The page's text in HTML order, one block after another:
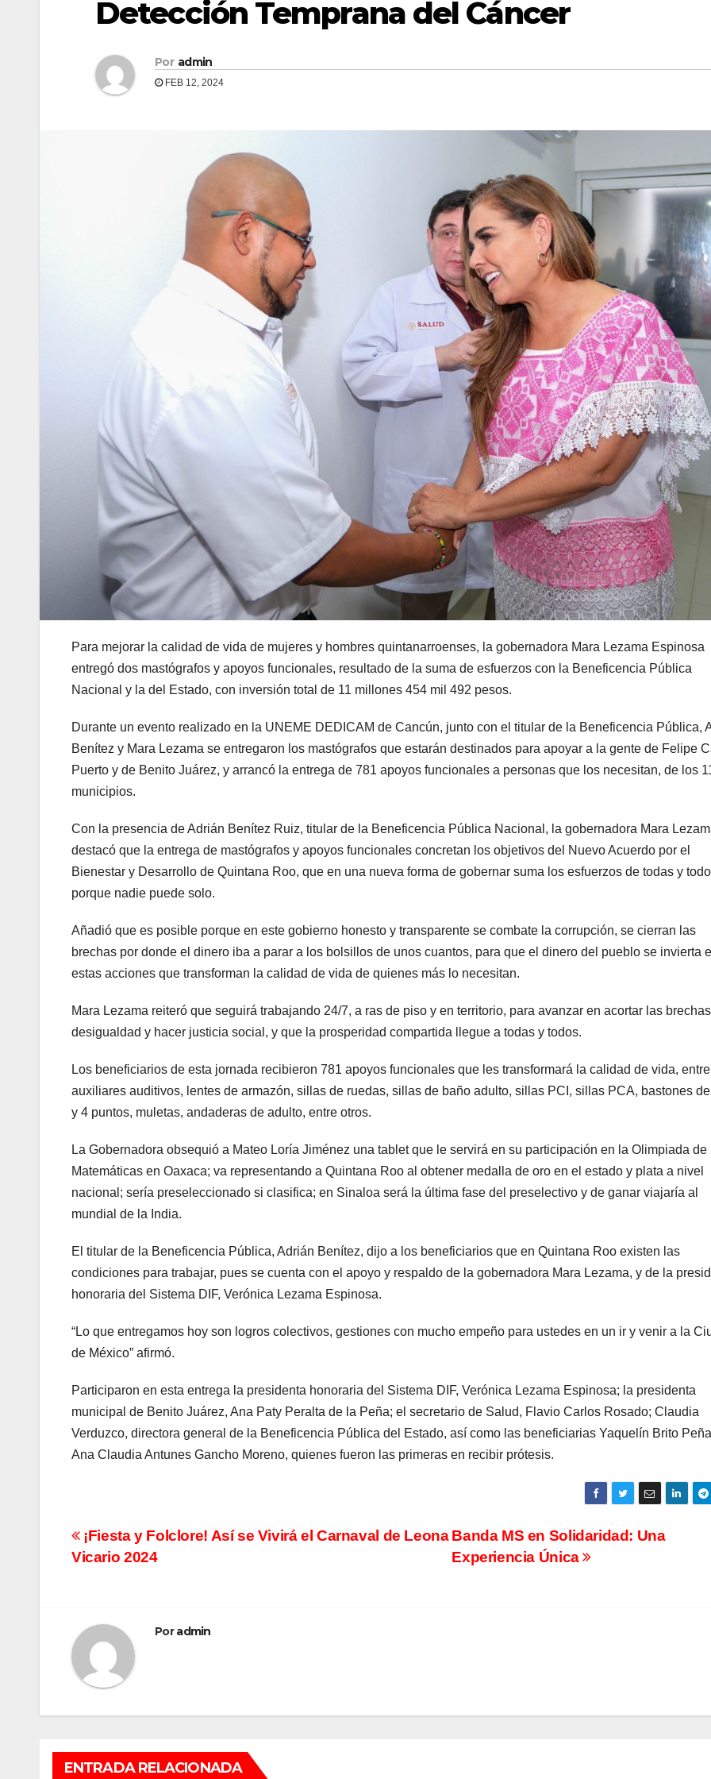
Detección Temprana del Cáncer
Por admin
FEB 12, 2024
Para mejorar la calidad de vida de mujeres y hombres quintanarroenses, la gobernadora Mara Lezama Espinosa
entregó dos mastógrafos y apoyos funcionales, resultado de la suma de esfuerzos con la Beneficencia Pública
Nacional y la del Estado, con inversión total de 11 millones 454 mil 492 pesos.
Durante un evento realizado en la UNEME DEDICAM de Cancún, junto con el titular de la Beneficencia Pública,
Benítez y Mara Lezama se entregaron los mastógrafos que estarán destinados para apoyar a la gente de Felipe
Puerto y de Benito Juárez, y arrancó la entrega de 781 apoyos funcionales a personas que los necesitan, de los
municipios.
Con la presencia de Adrián Benítez Ruiz, titular de la Beneficencia Pública Nacional, la gobernadora Mara
destacó que la entrega de mastógrafos y apoyos funcionales concretan los objetivos del Nuevo Acuerdo por el
Bienestar y Desarrollo de Quintana Roo, que en una nueva forma de gobernar suma los esfuerzos de todas y
porque nadie puede solo.
Añadió que es posible porque en este gobierno honesto y transparente se combate la corrupción, se cierran las
brechas por donde el dinero iba a parar a los bolsillos de unos cuantos, para que el dinero del pueblo se invierta
estas acciones que transforman la calidad de vida de quienes más lo necesitan.
Mara Lezama reiteró que seguirá trabajando 24/7, a ras de piso y en territorio, para avanzar en acortar las
desigualdad y hacer justicia social, y que la prosperidad compartida llegue a todas y todos.
Los beneficiarios de esta jornada recibieron 781 apoyos funcionales que les transformará la calidad de vida,
auxiliares auditivos, lentes de armazón, sillas de ruedas, sillas de baño adulto, sillas PCI, sillas PCA, bastones
y 4 puntos, muletas, andaderas de adulto, entre otros.
La Gobernadora obsequió a Mateo Loría Jiménez una tablet que le servirá en su participación en la Olimpiada de
Matemáticas en Oaxaca; va representando a Quintana Roo al obtener medalla de oro en el estado y plata a nivel
nacional; sería preseleccionado si clasifica; en Sinaloa será la última fase del preselectivo y de ganar viajaría al
mundial de la India.
El titular de la Beneficencia Pública, Adrián Benítez, dijo a los beneficiarios que en Quintana Roo existen las
condiciones para trabajar, pues se cuenta con el apoyo y respaldo de la gobernadora Mara Lezama, y de la
honoraria del Sistema DIF, Verónica Lezama Espinosa.
“Lo que entregamos hoy son logros colectivos, gestiones con mucho empeño para ustedes en un ir y venir a la
de México” afirmó.
Participaron en esta entrega la presidenta honoraria del Sistema DIF, Verónica Lezama Espinosa; la presidenta
municipal de Benito Juárez, Ana Paty Peralta de la Peña; el secretario de Salud, Flavio Carlos Rosado; Claudia
Verduzco, directora general de la Beneficencia Pública del Estado, así como las beneficiarias Yaquelín Brito
Ana Claudia Antunes Gancho Moreno, quienes fueron las primeras en recibir prótesis.
Navegación
Banda MS en Solidaridad: Una
Experiencia Única
¡Fiesta y Folclore! Así se Vivirá el Carnaval de Leona
Vicario 2024
Poradmin
ENTRADA RELACIONADA